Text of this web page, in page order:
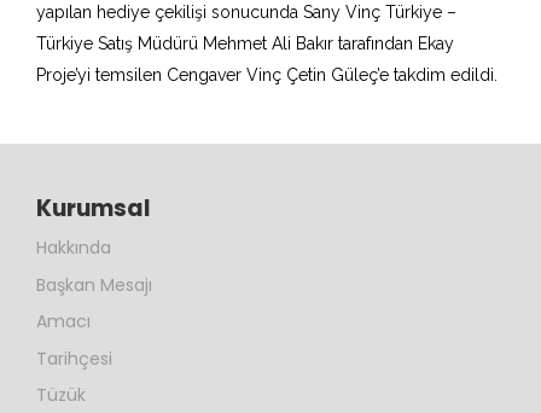
yapılan hediye çekilişi sonucunda Sany Vinç Türkiye –
Türkiye Satış Müdürü Mehmet Ali Bakır tarafından Ekay
Proje’yi temsilen Cengaver Vinç Çetin Güleç’e takdim edildi.
Kurumsal
Hakkında
Başkan Mesajı
Amacı
Tarihçesi
Tüzük